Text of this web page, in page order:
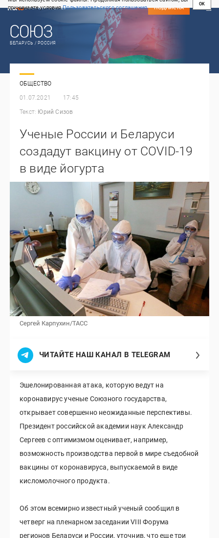
принимаете условияПользовательского соглашения
OK
СВЕЖИЙ НОМЕР
ПОДПИСКА
БЕЛАРУСЬ / РОССИЯ
ОБЩЕСТВО
01.07.2021 17:45
Текст: Юрий Сизов
Ученые России и Беларуси
создадут вакцину от COVID-19
в виде йогурта
Сергей Карпухин/ТАСС
ЧИТАЙТЕ НАШ КАНАЛ В TELEGRAM
Эшелонированная атака, которую ведут на
коронавирус ученые Союзного государства,
открывает совершенно неожиданные перспективы.
Президент российской академии наук Александр
Сергеев с оптимизмом оценивает, например,
возможность производства первой в мире съедобной
вакцины от коронавируса, выпускаемой в виде
кисломолочного продукта.
Об этом всемирно известный ученый сообщил в
четверг на пленарном заседании VIII Форума
регионов Беларуси и России, уточнив, что еще три